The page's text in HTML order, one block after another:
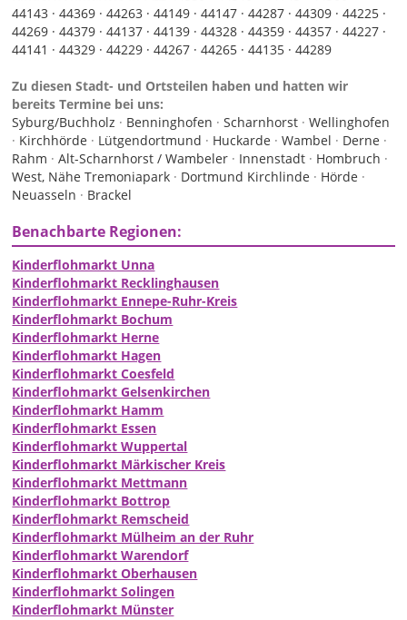
44143 ·44369 ·44263 ·44149 ·44147 ·44287 ·44309 ·44225 ·
44269 ·44379 ·44137 ·44139 ·44328 ·44359 ·44357 ·44227 ·
44141 ·44329 ·44229 ·44267 ·44265 ·44135 ·44289
Zu diesen Stadt- und Ortsteilen haben und hatten wir
bereits Termine bei uns:
Syburg/Buchholz · Benninghofen ·Scharnhorst ·Wellinghofen
· Kirchhörde · Lütgendortmund · Huckarde ·Wambel · Derne ·
Rahm ·Alt-Scharnhorst / Wambeler · Innenstadt · Hombruch ·
West, Nähe Tremoniapark · Dortmund Kirchlinde · Hörde ·
Neuasseln · Brackel
Benachbarte Regionen:
Kinderflohmarkt Unna
Kinderflohmarkt Recklinghausen
Kinderflohmarkt Ennepe-Ruhr-Kreis
Kinderflohmarkt Bochum
Kinderflohmarkt Herne
Kinderflohmarkt Hagen
Kinderflohmarkt Coesfeld
Kinderflohmarkt Gelsenkirchen
Kinderflohmarkt Hamm
Kinderflohmarkt Essen
Kinderflohmarkt Wuppertal
Kinderflohmarkt Märkischer Kreis
Kinderflohmarkt Mettmann
Kinderflohmarkt Bottrop
Kinderflohmarkt Remscheid
Kinderflohmarkt Mülheim an der Ruhr
Kinderflohmarkt Warendorf
Kinderflohmarkt Oberhausen
Kinderflohmarkt Solingen
Kinderflohmarkt Münster